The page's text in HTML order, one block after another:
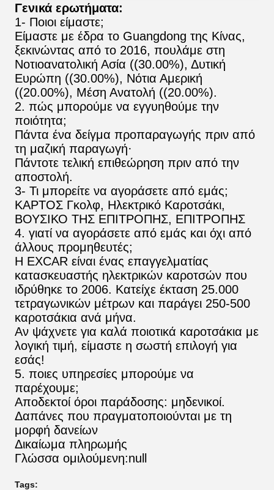
Γενικά ερωτήματα:
1- Ποιοι είμαστε;
Είμαστε με έδρα το Guangdong της Κίνας,
ξεκινώντας από το 2016, πουλάμε στη
Νοτιοανατολική Ασία ((30.00%), Δυτική
Ευρώπη ((30.00%), Νότια Αμερική
((20.00%), Μέση Ανατολή ((20.00%).
2. πώς μπορούμε να εγγυηθούμε την
ποιότητα;
Πάντα ένα δείγμα προπαραγωγής πριν από
τη μαζική παραγωγή·
Πάντοτε τελική επιθεώρηση πριν από την
αποστολή.
3- Τι μπορείτε να αγοράσετε από εμάς;
ΚΑΡΤΟΣ Γκολφ, Ηλεκτρικό Καροτσάκι,
ΒΟΥΣΙΚΟ ΤΗΣ ΕΠΙΤΡΟΠΗΣ, ΕΠΙΤΡΟΠΗΣ
4. γιατί να αγοράσετε από εμάς και όχι από
άλλους προμηθευτές;
Η EXCAR είναι ένας επαγγελματίας
κατασκευαστής ηλεκτρικών καροτσών που
ιδρύθηκε το 2006. Κατείχε έκταση 25.000
τετραγωνικών μέτρων και παράγει 250-500
καροτσάκια ανά μήνα.
Αν ψάχνετε για καλά ποιοτικά καροτσάκια με
λογική τιμή, είμαστε η σωστή επιλογή για
εσάς!
5. ποιες υπηρεσίες μπορούμε να
παρέχουμε;
Αποδεκτοί όροι παράδοσης: μηδενικοί.
Δαπάνες που πραγματοποιούνται με τη
μορφή δανείων
Δικαίωμα πληρωμής
Γλώσσα ομιλούμενη:null
Tags: